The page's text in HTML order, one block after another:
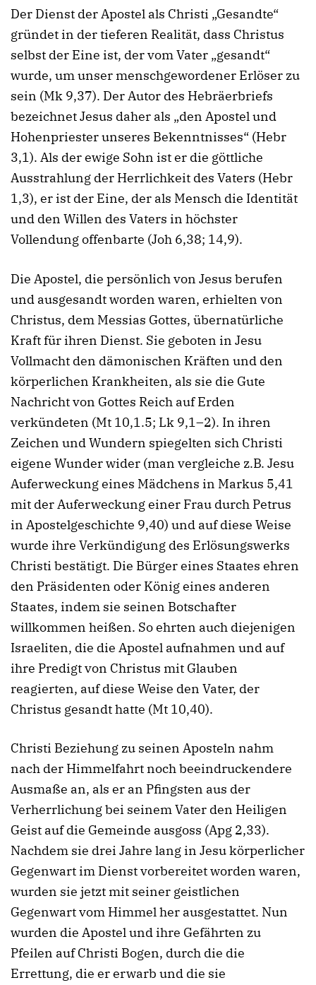
Der Dienst der Apostel als Christi „Gesandte“
gründet in der tieferen Realität, dass Christus
selbst der Eine ist, der vom Vater „gesandt“
wurde, um unser menschgewordener Erlöser zu
sein (Mk 9,37). Der Autor des Hebräerbriefs
bezeichnet Jesus daher als „den Apostel und
Hohenpriester unseres Bekenntnisses“ (Hebr
3,1). Als der ewige Sohn ist er die göttliche
Ausstrahlung der Herrlichkeit des Vaters (Hebr
1,3), er ist der Eine, der als Mensch die Identität
und den Willen des Vaters in höchster
Vollendung offenbarte (Joh 6,38; 14,9).
Die Apostel, die persönlich von Jesus berufen
und ausgesandt worden waren, erhielten von
Christus, dem Messias Gottes, übernatürliche
Kraft für ihren Dienst. Sie geboten in Jesu
Vollmacht den dämonischen Kräften und den
körperlichen Krankheiten, als sie die Gute
Nachricht von Gottes Reich auf Erden
verkündeten (Mt 10,1.5; Lk 9,1–2). In ihren
Zeichen und Wundern spiegelten sich Christi
eigene Wunder wider (man vergleiche z.B. Jesu
Auferweckung eines Mädchens in Markus 5,41
mit der Auferweckung einer Frau durch Petrus
in Apostelgeschichte 9,40) und auf diese Weise
wurde ihre Verkündigung des Erlösungswerks
Christi bestätigt. Die Bürger eines Staates ehren
den Präsidenten oder König eines anderen
Staates, indem sie seinen Botschafter
willkommen heißen. So ehrten auch diejenigen
Israeliten, die die Apostel aufnahmen und auf
ihre Predigt von Christus mit Glauben
reagierten, auf diese Weise den Vater, der
Christus gesandt hatte (Mt 10,40).
Christi Beziehung zu seinen Aposteln nahm
nach der Himmelfahrt noch beeindruckendere
Ausmaße an, als er an Pfingsten aus der
Verherrlichung bei seinem Vater den Heiligen
Geist auf die Gemeinde ausgoss (Apg 2,33).
Nachdem sie drei Jahre lang in Jesu körperlicher
Gegenwart im Dienst vorbereitet worden waren,
wurden sie jetzt mit seiner geistlichen
Gegenwart vom Himmel her ausgestattet. Nun
wurden die Apostel und ihre Gefährten zu
Pfeilen auf Christi Bogen, durch die die
Errettung, die er erwarb und die sie